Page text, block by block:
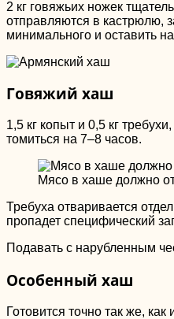
2 кг говяжьих ножек
отправляются в кастрюлю,
минимального и оставить
Говяжий хаш
1,5 кг копыт и 0,5 кг
томиться на 7–8 часов.
Мясо в хаше должно
Требуха отваривается
пропадет специфический
Подавать с нарубленным
Особенный хаш
Готовится точно так же,